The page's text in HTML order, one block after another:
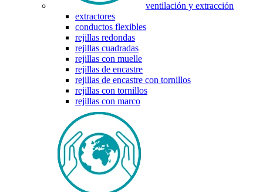
ventilación y extracción
extractores
conductos flexibles
rejillas redondas
rejillas cuadradas
rejillas con muelle
rejillas de encastre
rejillas de encastre con tornillos
rejillas con tornillos
rejillas con marco